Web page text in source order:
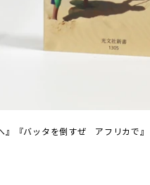
』『バッタを倒すぜ アフリカで』